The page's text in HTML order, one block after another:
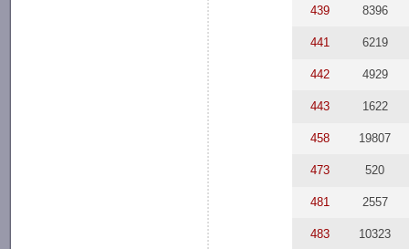
439 8396
441 6219
442 4929
443 1622
458 19807
473 520
481 2557
483 10323